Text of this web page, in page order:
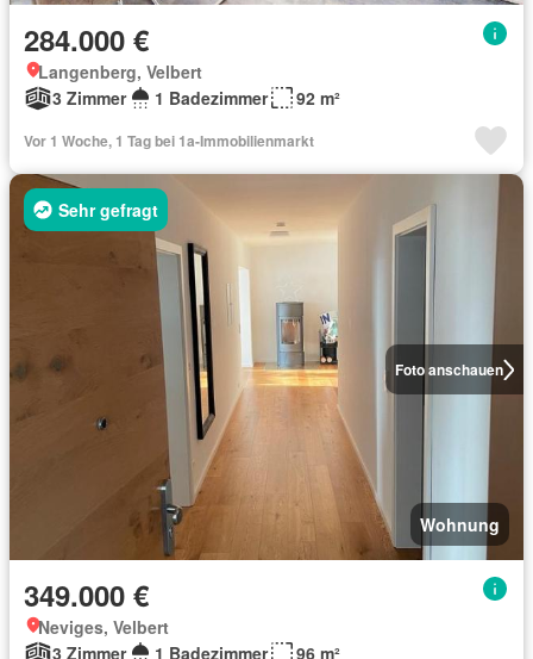
284.000 €
Langenberg, Velbert
3 Zimmer
1 Badezimmer 92 m²
Vor 1 Woche, 1 Tag bei 1a-Immobilienmarkt
Foto anschauen
Sehr gefragt
Wohnung
349.000 €
Neviges, Velbert
3 Zimmer
1 Badezimmer
96 m²